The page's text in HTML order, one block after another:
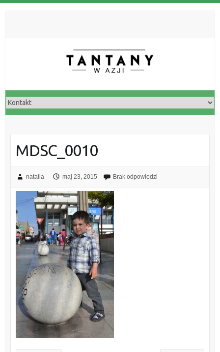
MDSC_0010
natalia maj 23, 2015 Brak odpowiedzi